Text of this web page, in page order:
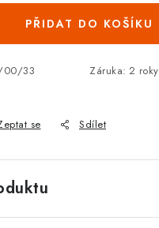
NA ZÁMEK
PŘIDAT DO KOŠÍKU
00/33 Záruka: 2 roky
se Sdílet